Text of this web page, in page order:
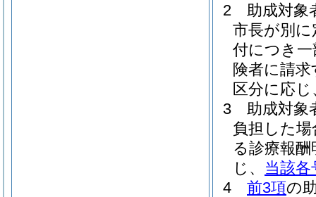
2
助成対象
市長が別
付につき
険者に請
区分に応じ
3
助成対象
負担した
る診療報
じ、 当該各
4
前3項の